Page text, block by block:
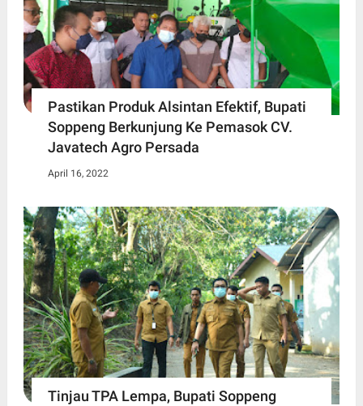
Pastikan Produk Alsintan Efektif, Bupati
Soppeng Berkunjung Ke Pemasok CV.
Javatech Agro Persada
April 16, 2022
Tinjau TPA Lempa, Bupati Soppeng